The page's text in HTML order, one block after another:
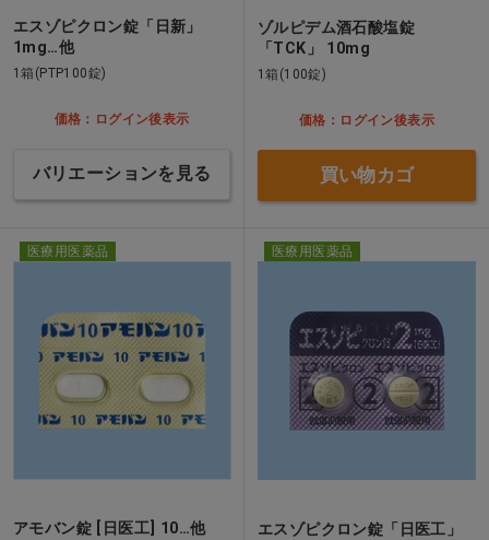
エスゾピクロン錠「日新」
1mg…他
1箱(PTP100錠)
価格：ログイン後表示
バリエーションを見る
ゾルピデム酒石酸塩錠
「TCK」 10mg
1箱(100錠)
価格：ログイン後表示
買い物カゴ
医療用医薬品
アモバン錠 [日医工] 10…他
医療用医薬品
エスゾピクロン錠「日医工」